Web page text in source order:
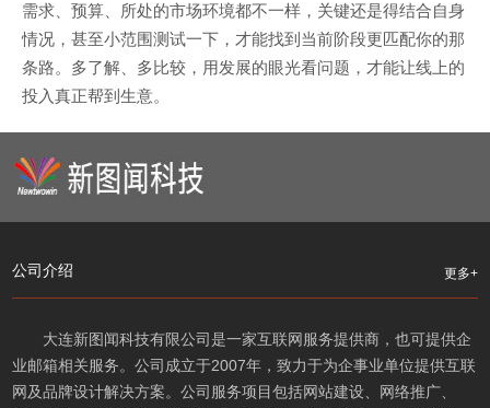
需求、预算、所处的市场环境都不一样，关键还是得结合自身
情况，甚至小范围测试一下，才能找到当前阶段更匹配你的那
条路。多了解、多比较，用发展的眼光看问题，才能让线上的
投入真正帮到生意。
公司介绍 更多+
大连新图闻科技有限公司是一家互联网服务提供商，也可提供企
业邮箱相关服务。公司成立于2007年，致力于为企事业单位提供互联
网及品牌设计解决方案。公司服务项目包括网站建设、网络推广、